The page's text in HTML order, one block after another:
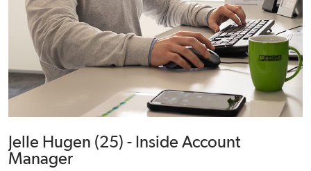
Jelle Hugen (25) - Inside Account
Manager